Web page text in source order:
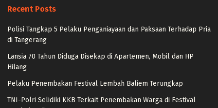
Recent Posts
Polisi Tangkap 5 Pelaku Penganiayaan dan Paksaan Terhadap Pria
di Tangerang
Lansia 70 Tahun Diduga Disekap di Apartemen, Mobil dan HP
Hilang
Pelaku Penembakan Festival Lembah Baliem Terungkap
TNI-Polri Selidiki KKB Terkait Penembakan Warga di Festival